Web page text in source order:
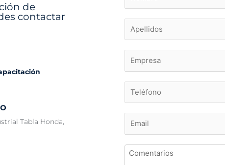
de
contactar
Tabla Honda,